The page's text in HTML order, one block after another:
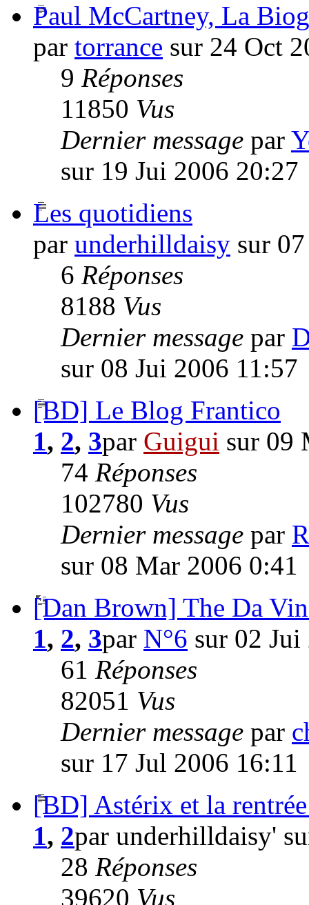
Paul McCartney, La
par torrance sur 24 Oct
9 Réponses
11850 Vus
Dernier message par
sur 19 Jui 2006 20:27
Les quotidiens
par underhilldaisy sur
6 Réponses
8188 Vus
Dernier message par
sur 08 Jui 2006 11:57
[BD] Le Blog Frantico
1, 2, 3par Guigui sur 09
74 Réponses
102780 Vus
Dernier message par
sur 08 Mar 2006 0:41
[Dan Brown] The Da
1, 2, 3par N°6 sur 02
61 Réponses
82051 Vus
Dernier message par
sur 17 Jul 2006 16:11
[BD] Astérix et la
1, 2par underhilldaisy'
28 Réponses
39620 Vus